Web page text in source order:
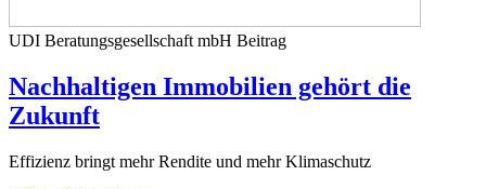
UDI Beratungsgesellschaft mbH Beitrag
Nachhaltigen Immobilien gehört die
Zukunft
Effizienz bringt mehr Rendite und mehr Klimaschutz